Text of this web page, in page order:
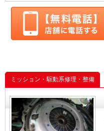
ミッション・駆動系修理・整備